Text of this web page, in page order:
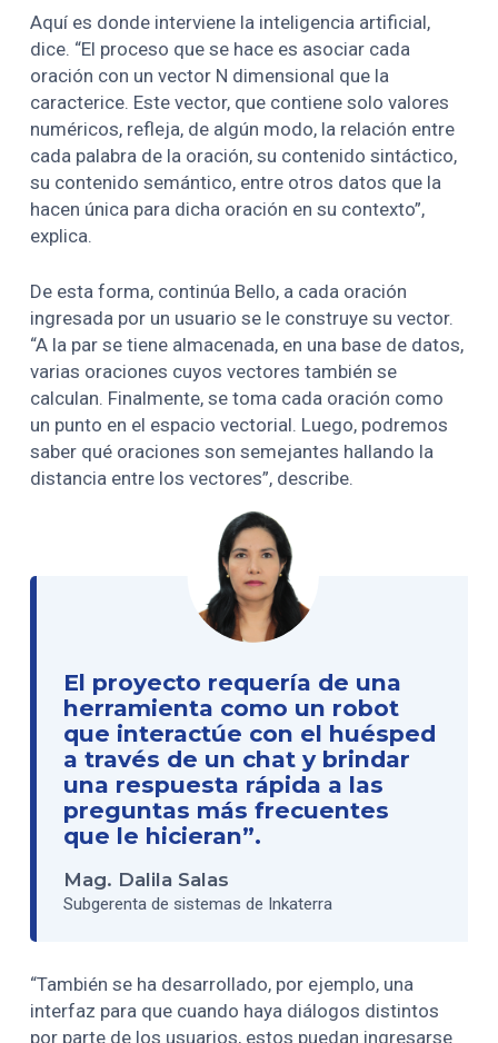
Aquí es donde interviene la inteligencia artificial,
dice. “El proceso que se hace es asociar cada
oración con un vector N dimensional que la
caracterice. Este vector, que contiene solo valores
numéricos, refleja, de algún modo, la relación entre
cada palabra de la oración, su contenido sintáctico,
su contenido semántico, entre otros datos que la
hacen única para dicha oración en su contexto”,
explica.
De esta forma, continúa Bello, a cada oración
ingresada por un usuario se le construye su vector.
“A la par se tiene almacenada, en una base de datos,
varias oraciones cuyos vectores también se
calculan. Finalmente, se toma cada oración como
un punto en el espacio vectorial. Luego, podremos
saber qué oraciones son semejantes hallando la
distancia entre los vectores”, describe.
El proyecto requería de una
herramienta como un robot
que interactúe con el huésped
a través de un chat y brindar
una respuesta rápida a las
preguntas más frecuentes
que le hicieran”.
Mag. Dalila Salas
Subgerenta de sistemas de Inkaterra
“También se ha desarrollado, por ejemplo, una
interfaz para que cuando haya diálogos distintos
por parte de los usuarios, estos puedan ingresarse